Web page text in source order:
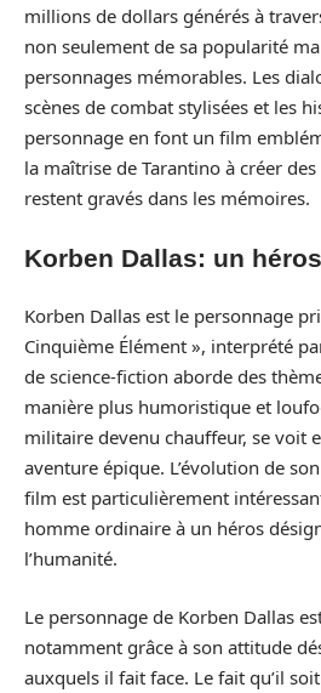
millions de dollars générés à
non seulement de sa popularité
personnages mémorables. Les
scènes de combat stylisées et les
personnage en font un film
la maîtrise de Tarantino à créer
restent gravés dans les mémoires.
Korben Dallas: un
Korben Dallas est le personnage
Cinquième Élément », interprété
de science-fiction aborde des
manière plus humoristique et
militaire devenu chauffeur, se voit
aventure épique. L’évolution de
film est particulièrement
homme ordinaire à un héros
l’humanité.
Le personnage de Korben Dallas
notamment grâce à son attitude
auxquels il fait face. Le fait qu’il